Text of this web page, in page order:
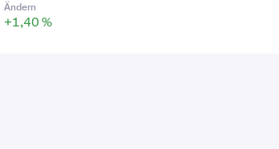
Ändern
+1,40 %